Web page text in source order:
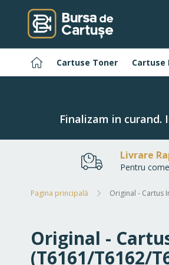
Navigați
la
Conținut
PaginaCartuse Toner Cartuse
Finalizam in
Livrare
Pentru
Pagina principală Original - Cartus
Original -
(T6161/T6162/